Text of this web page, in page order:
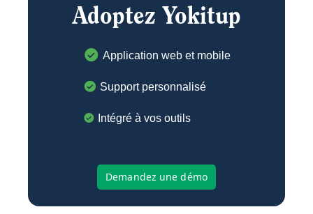
Adoptez Yokitup
Application web et mobile
Support personnalisé
Intégré à vos outils
Demandez une démo